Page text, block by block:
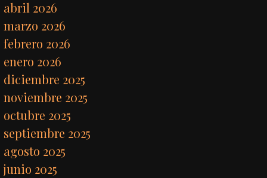
abril 2026
marzo 2026
febrero 2026
enero 2026
diciembre 2025
noviembre 2025
octubre 2025
septiembre 2025
agosto 2025
junio 2025